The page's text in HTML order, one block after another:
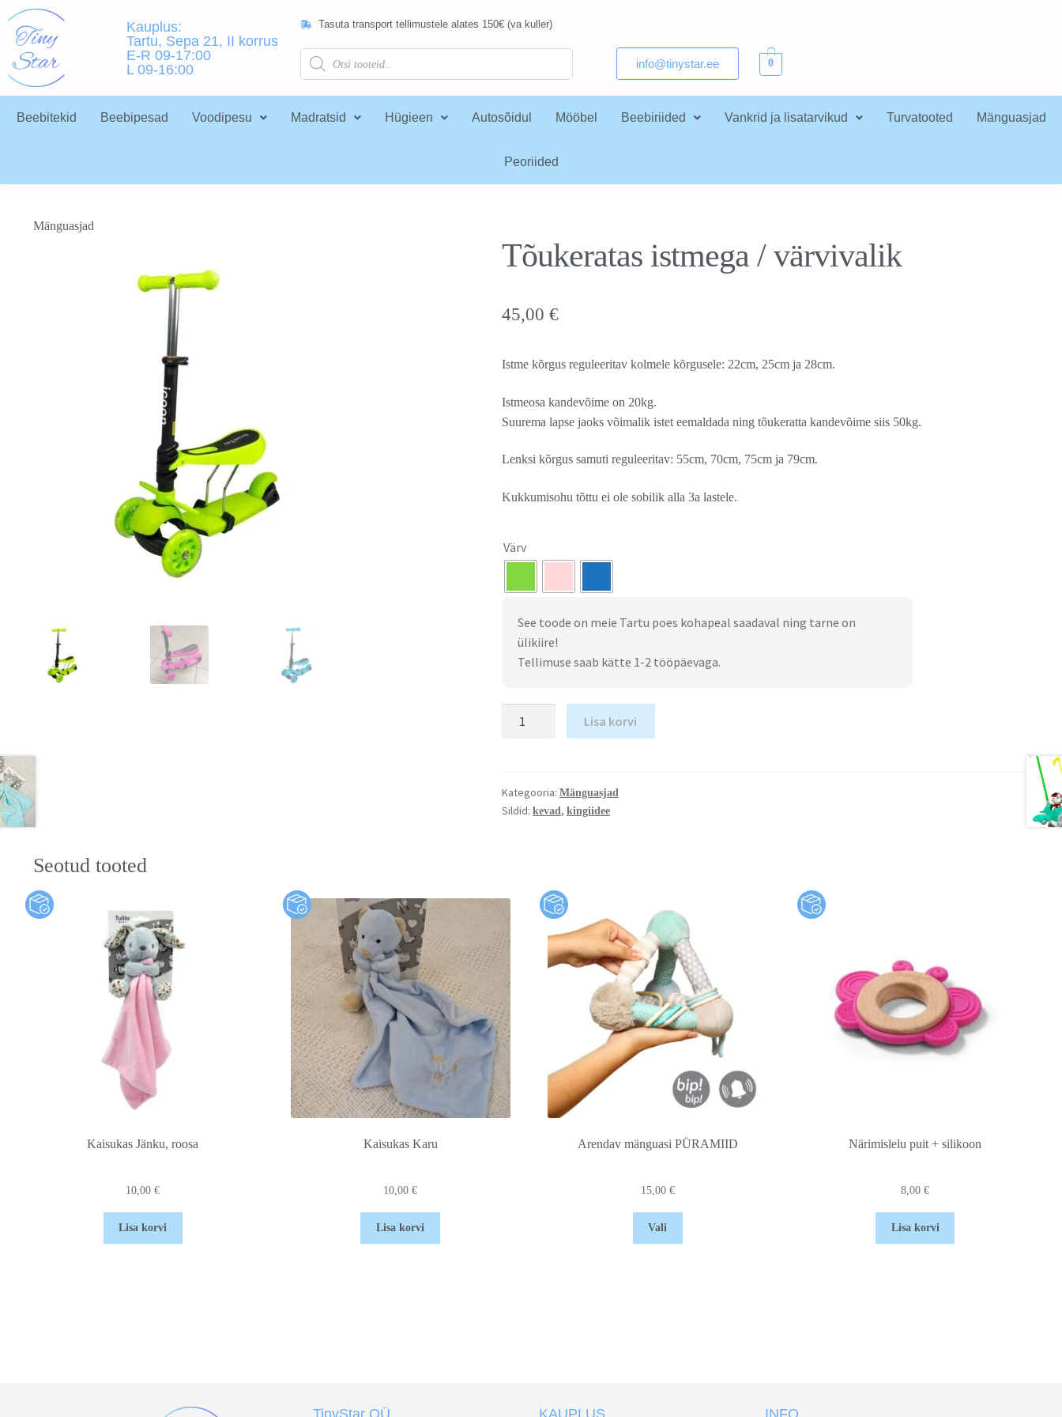
Kauplus:
Tartu, Sepa 21, II korrus
E-R 09-17:00
L 09-16:00
Tasuta transport tellimustele alates 150€ (va kuller)
info@tinystar.ee 0
Beebitekid Beebipesad Voodipesu Madratsid Hügieen Autosõidul Mööbel Beebiriided Vankrid ja lisatarvikud Turvatooted Mänguasjad
Peoriided
Mänguasjad
Tõukeratas istmega / värvivalik
45,00 €
Istme kõrgus reguleeritav kolmele kõrgusele: 22cm, 25cm ja 28cm.
Istmeosa kandevõime on 20kg.
Suurema lapse jaoks võimalik istet eemaldada ning tõukeratta kandevõime siis 50kg.
Lenksi kõrgus samuti reguleeritav: 55cm, 70cm, 75cm ja 79cm.
Kukkumisohu tõttu ei ole sobilik alla 3a lastele.
Värv
See toode on meie Tartu poes kohapeal saadaval ning tarne on
ülikiire!
Tellimuse saab kätte 1-2 tööpäevaga.
Lisa korvi
Kategooria: Mänguasjad
Sildid: kevad, kingiidee
Seotud tooted
Kaisukas Jänku, roosa
10,00€
Lisa korvi
Kaisukas Karu
10,00€
Lisa korvi
Arendav mänguasi PÜRAMIID
15,00 €
Vali
Närimislelu puit + silikoon
8,00€
Lisa korvi
TinyStar OÜ KAUPLUS INFO